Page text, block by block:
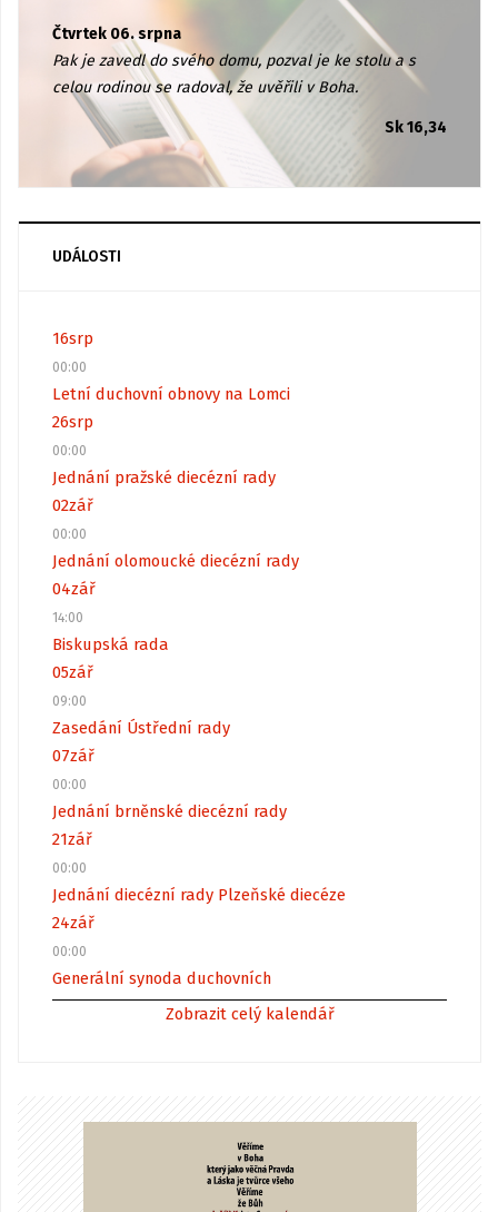
Čtvrtek 06. srpna
Pak je zavedl do svého domu, pozval je ke stolu a s
celou rodinou se radoval, že uvěřili v Boha.
Sk 16,34
UDÁLOSTI
16srp
00:00
Letní duchovní obnovy na Lomci
26srp
00:00
Jednání pražské diecézní rady
02zář
00:00
Jednání olomoucké diecézní rady
04zář
14:00
Biskupská rada
05zář
09:00
Zasedání Ústřední rady
07zář
00:00
Jednání brněnské diecézní rady
21zář
00:00
Jednání diecézní rady Plzeňské diecéze
24zář
00:00
Generální synoda duchovních
Zobrazit celý kalendář